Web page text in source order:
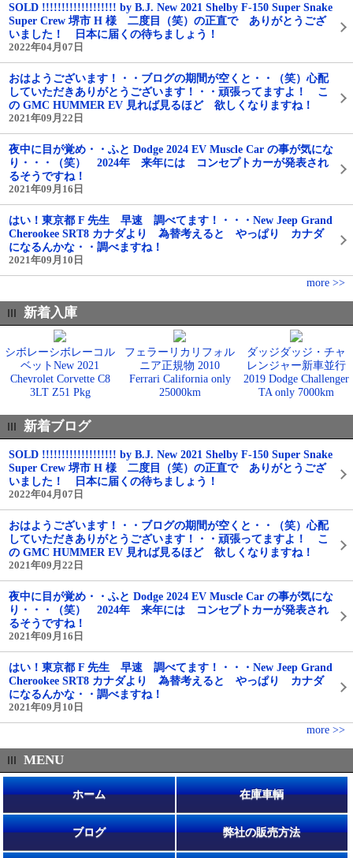
SOLD !!!!!!!!!!!!!!!!!!! by B.J. New 2021 Shelby F-150 Super Snake
Super Crew 堺市 H 様 二度目（笑）の正直で ありがとうござ
いました！ 日本に届くの待ちましょう！
2022年04月07日
おはようございます！・・ブログの期間が空くと・・（笑）心配
していただきありがとうございます！・・頑張ってますよ！ こ
の GMC HUMMER EV 見れば見るほど 欲しくなりますね！
2021年09月22日
夜中に目が覚め・・ふと Dodge 2024 EV Muscle Car の事が気にな
り・・・（笑） 2024年 来年には コンセプトカーが発表され
るそうですね！
2021年09月16日
はい！東京都 F 先生 早速 調べてます！・・・New Jeep Grand
Cherookee SRT8 カナダより 為替考えると やっぱり カナダ
になるんかな・・調べますね！
2021年09月10日
more >>
新着入庫
シボレーシボレーコル
ベットNew 2021
Chevrolet Corvette C8
3LT Z51 Pkg
フェラーリカリフォル
ニア正規物 2010
Ferrari California only
25000km
ダッジダッジ・チャ
レンジャー新車並行
2019 Dodge Challenger
TA only 7000km
新着ブログ
SOLD !!!!!!!!!!!!!!!!!!! by B.J. New 2021 Shelby F-150 Super Snake
Super Crew 堺市 H 様 二度目（笑）の正直で ありがとうござ
いました！ 日本に届くの待ちましょう！
2022年04月07日
おはようございます！・・ブログの期間が空くと・・（笑）心配
していただきありがとうございます！・・頑張ってますよ！ こ
の GMC HUMMER EV 見れば見るほど 欲しくなりますね！
2021年09月22日
夜中に目が覚め・・ふと Dodge 2024 EV Muscle Car の事が気にな
り・・・（笑） 2024年 来年には コンセプトカーが発表され
るそうですね！
2021年09月16日
はい！東京都 F 先生 早速 調べてます！・・・New Jeep Grand
Cherookee SRT8 カナダより 為替考えると やっぱり カナダ
になるんかな・・調べますね！
2021年09月10日
more >>
MENU
ホーム 在庫車輌
ブログ 弊社の販売方法